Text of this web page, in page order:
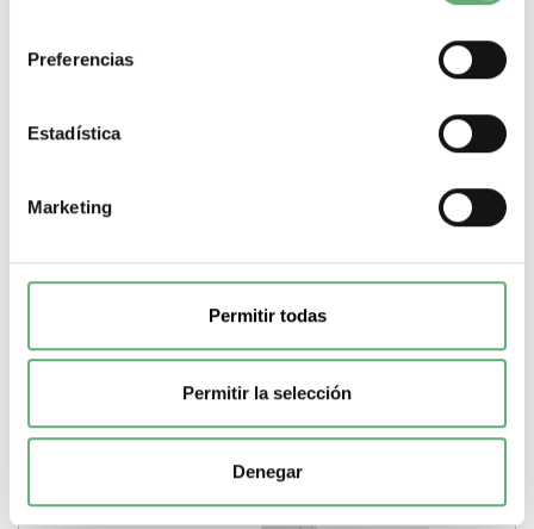
Preferencias
Estadística
Marketing
Permitir todas
Permitir la selección
Denegar
A9Y80340 Schneider Electric [PLAZO 3-6 SEMANAS]
Schneider Electric ref. A9Y80340 Precio:...
Clase A
+